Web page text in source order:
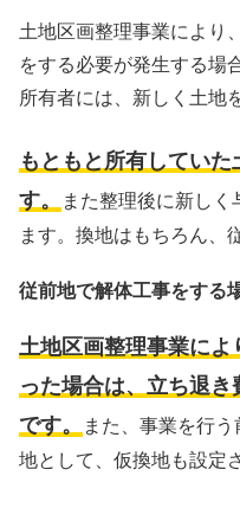
土地区画整理事業により
をする必要が発生する場
所有者には、新しく土地
もともと所有してい
す。
また整理後に新し
ます。換地はもちろん、
従前地で解体工事をする
土地区画整理事業に
った場合は、立ち退
です。
また、事業を行
地として、仮換地も設定